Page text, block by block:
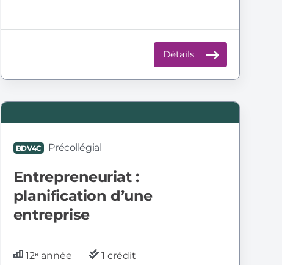
Détails
BDV4C:
Entrepreneuriat
planification
entreprise
BDV4C Précollégial
Entrepreneuriat :
planification d’une
entreprise
12ᵉ année 1 crédit